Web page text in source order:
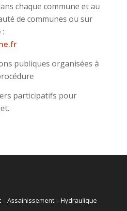
chaque commune et au
de communes ou sur
:
publiques organisées à
participatifs pour
– Assainissement– Hydraulique